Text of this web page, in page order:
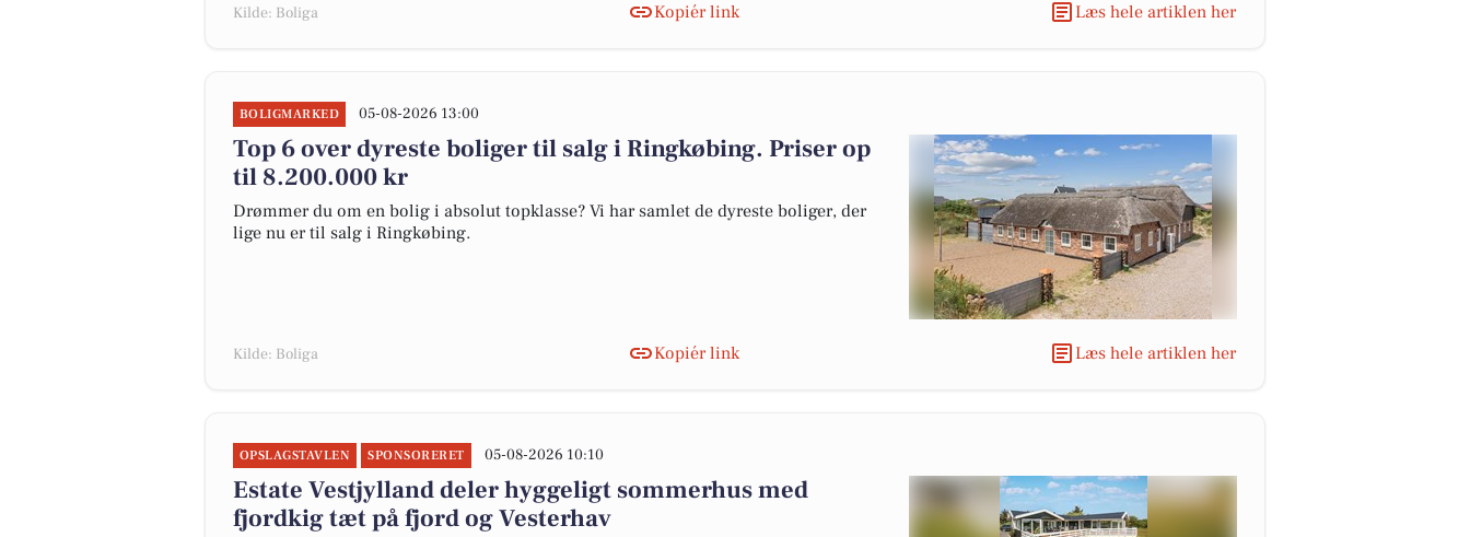
Kilde: Boliga Kopiér link Læs hele artiklen her
BOLIGMARKED 05-08-2026 13:00
Top 6 over dyreste boliger til salg i Ringkøbing. Priser op
til 8.200.000 kr
Drømmer du om en bolig i absolut topklasse? Vi har samlet de dyreste boliger, der
lige nu er til salg i Ringkøbing.
Kilde: Boliga Kopiér link Læs hele artiklen her
OPSLAGSTAVLEN SPONSORERET 05-08-2026 10:10
Estate Vestjylland deler hyggeligt sommerhus med
fjordkig tæt på fjord og Vesterhav